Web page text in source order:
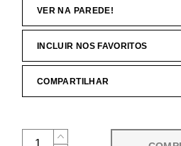
VER NA PAREDE!
INCLUIR NOS FAVORITOS
COMPARTILHAR